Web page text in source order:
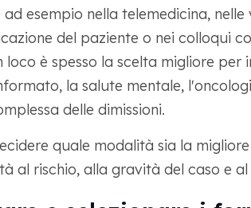
esempio nella telemedicina,
del paziente o nei colloqui
loco è spesso la scelta migliore
la salute mentale,
delle dimissioni.
quale modalità sia la
al rischio, alla gravità del caso e